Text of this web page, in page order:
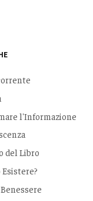
l'Informazione
del Libro